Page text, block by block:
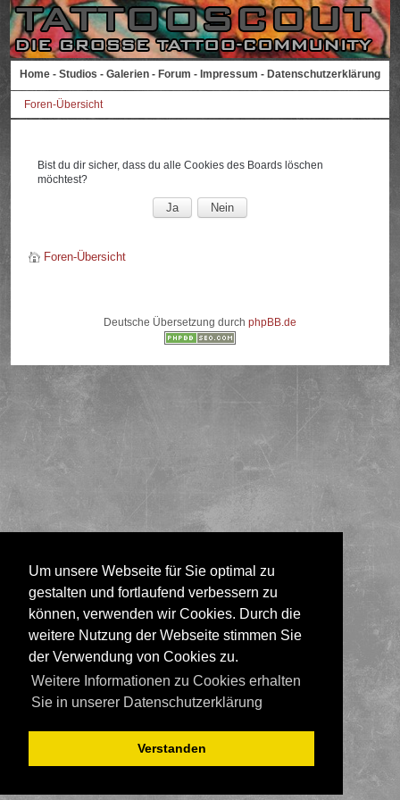
Um unsere Webseite für Sie optimal zu
gestalten und fortlaufend verbessern zu
können, verwenden wir Cookies. Durch die
weitere Nutzung der Webseite stimmen Sie
der Verwendung von Cookies zu.
Weitere Informationen zu Cookies erhalten
Sie in unserer Datenschutzerklärung
Verstanden
Home - Studios - Galerien - Forum - Impressum - Datenschutzerklärung
Foren-Übersicht
Bist du dir sicher, dass du alle Cookies des Boards löschen
möchtest?
Foren-Übersicht
Deutsche Übersetzung durch phpBB.de